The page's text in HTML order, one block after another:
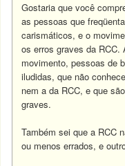
Gostaria que você
as pessoas que
carismáticos, e o
os erros graves da
movimento, pessoas de
iludidas, que não
nem a da RCC, e que
graves.
Também sei que a RCC
ou menos errados, e